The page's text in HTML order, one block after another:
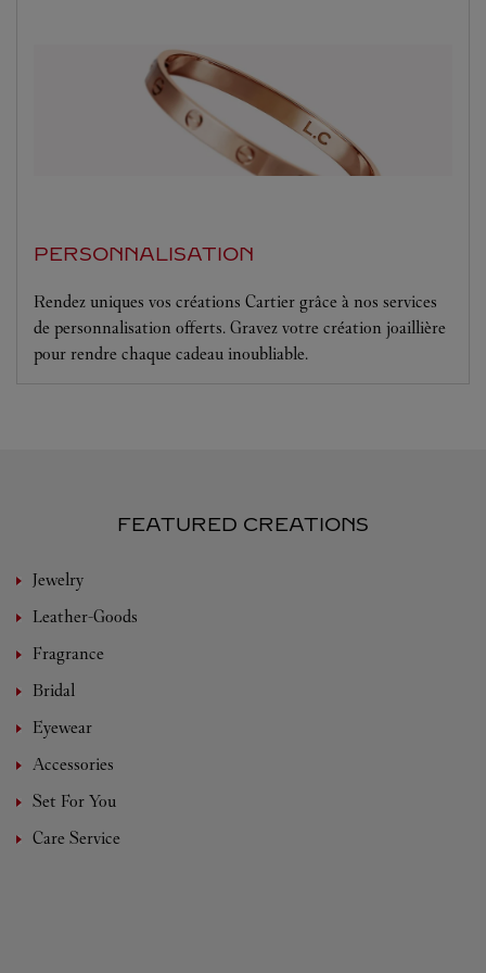
PERSONNALISATION
Rendez uniques vos créations Cartier grâce à nos services
de personnalisation offerts. Gravez votre création joaillière
pour rendre chaque cadeau inoubliable.
FEATURED CREATIONS
Jewelry
Leather-Goods
Fragrance
Bridal
Eyewear
Accessories
Set For You
Care Service